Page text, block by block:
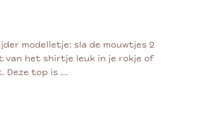
modelletje: sla de mouwtjes 2
van het shirtje leuk in je rokje of
Deze top is ...